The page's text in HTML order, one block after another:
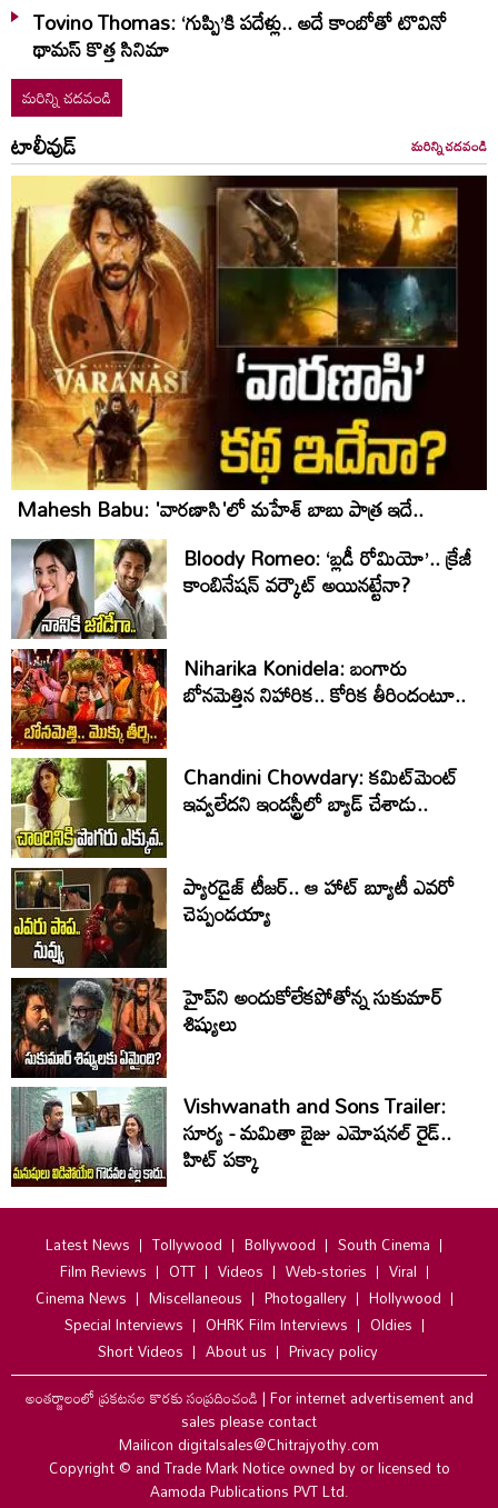
Tovino Thomas: ‘గుప్పి’కి పదేళ్లు.. అదే కాంబోతో టొవినో
థామస్‌ కొత్త సినిమా
మరిన్ని చదవండి
టాలీవుడ్ మరిన్ని చదవండి
Mahesh Babu: 'వారణాసి'లో మహేశ్‌ బాబు పాత్ర ఇదే..
Bloody Romeo: ‘బ్లడీ రోమియో’.. క్రేజీ
కాంబినేషన్ వర్కౌట్ అయినట్టేనా?
Niharika Konidela: బంగారు
బోనమెత్తిన నిహారిక.. కోరిక తీరిందంటూ..
Chandini Chowdary: కమిట్‌మెంట్
ఇవ్వలేదని ఇండస్ట్రీలో బ్యాడ్ చేశాడు..
ప్యారడైజ్ టీజర్.. ఆ హాట్ బ్యూటీ ఎవరో
చెప్పండయ్యా
హైప్‌ని అందుకోలేకపోతోన్న సుకుమార్
శిష్యులు
Vishwanath and Sons Trailer:
సూర్య - మమితా బైజు ఎమోషనల్ రైడ్..
హిట్ పక్కా
Latest News Tollywood Bollywood
South Cinema
Film Reviews
OTT Videos Web-stories
Viral
Cinema News
Miscellaneous Photogallery
Hollywood
Special Interviews
OHRK Film Interviews
Oldies
Short Videos
About us
Privacy policy
అంతర్జాలంలో ప్రకటనల కొరకు సంప్రదించండి|For internet advertisement and
sales please contact
Mailicon digitalsales@Chitrajyothy.com
Copyright © and Trade Mark Notice owned by or licensed to
Aamoda Publications PVT Ltd.